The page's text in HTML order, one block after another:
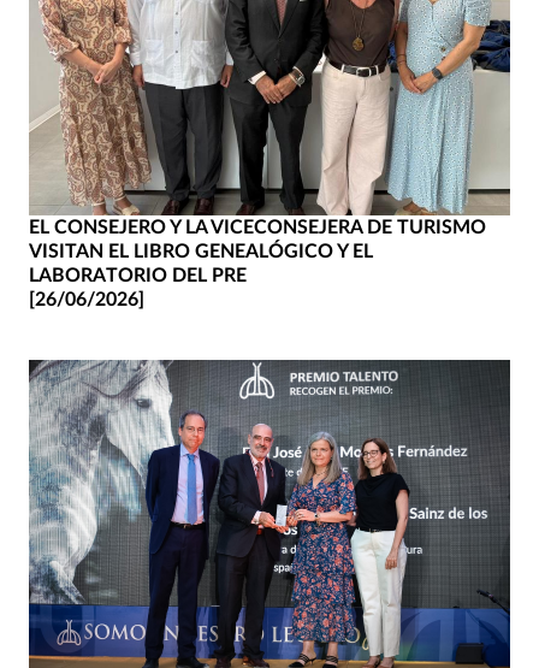
EL CONSEJERO Y LA VICECONSEJERA DE TURISMO
VISITAN EL LIBRO GENEALÓGICO Y EL
LABORATORIO DEL PRE
[26/06/2026]